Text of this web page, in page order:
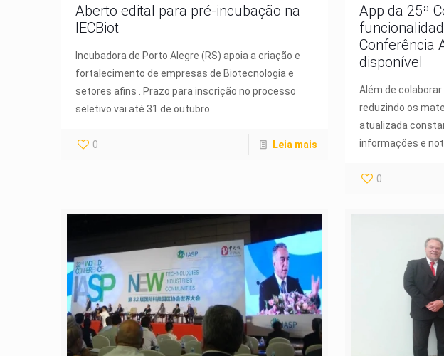
Aberto edital para pré-incubação na
IECBiot
Incubadora de Porto Alegre (RS) apoia a criação e
fortalecimento de empresas de Biotecnologia e
setores afins . Prazo para inscrição no processo
seletivo vai até 31 de outubro.
0 Leia mais
App da 25ª
Conferência
disponível
Além de
reduzindo os
atualizada
informações e
0